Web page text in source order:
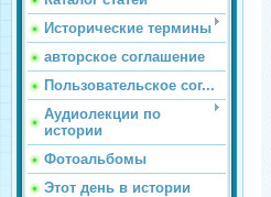
Исторические термины
авторское соглашение
Пользовательское сог...
Аудиолекции по
истории
Фотоальбомы
Этот день в истории